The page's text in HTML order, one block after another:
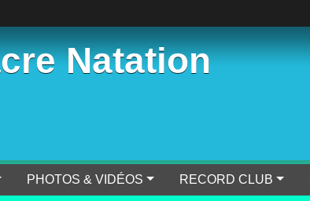
Natation
PHOTOS & VIDÉOS RECORD CLUB